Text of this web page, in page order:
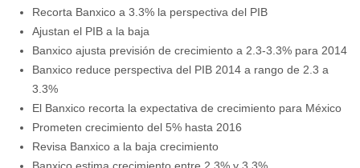
Recorta Banxico a 3.3% la perspectiva del PIB
Ajustan el PIB a la baja
Banxico ajusta previsión de crecimiento a 2.3-3.3% para 2014
Banxico reduce perspectiva del PIB 2014 a rango de 2.3 a
3.3%
El Banxico recorta la expectativa de crecimiento para México
Prometen crecimiento del 5% hasta 2016
Revisa Banxico a la baja crecimiento
Banxico estima crecimiento entre 2.3% y 3.3%